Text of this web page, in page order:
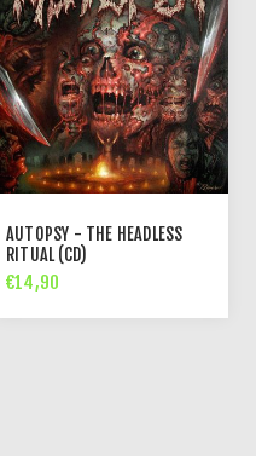
AUTOPSY - THE HEADLESS
RITUAL (CD)
€14,90